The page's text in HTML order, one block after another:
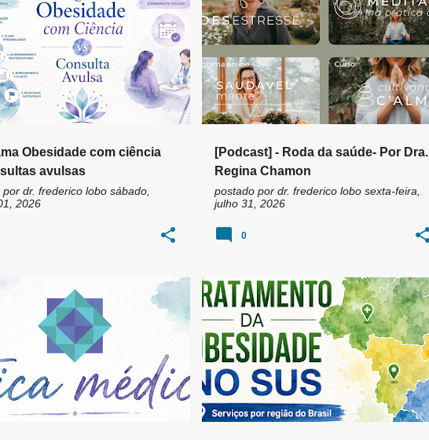
Obesidade com ciência
avulsas
por dr. frederico lobo sábado,
2026
TRATAMENTO DA OBESIDADE +3
[Podcast] - Roda da saúde- Por Dra.
Regina Chamon
postado por dr. frederico lobo sexta-feira,
julho 31, 2026
0
HUMANIZADO + 4 AMBULATÓRIO DE ENDOCRINOLOGIA +7